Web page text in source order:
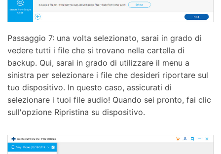
Passaggio 7: una volta selezionato, sarai in grado di
vedere tutti i file che si trovano nella cartella di
backup. Qui, sarai in grado di utilizzare il menu a
sinistra per selezionare i file che desideri riportare sul
tuo dispositivo. In questo caso, assicurati di
selezionare i tuoi file audio! Quando sei pronto, fai clic
sull'opzione Ripristina su dispositivo.